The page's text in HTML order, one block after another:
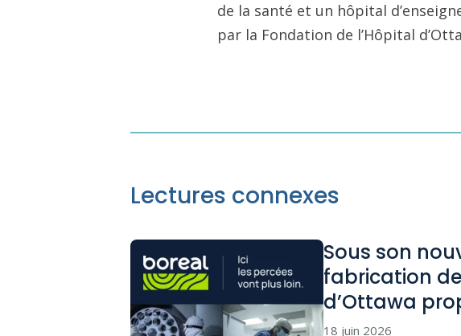
de la santé et un hôpital
par la Fondation de l’Hôpital
Lectures connexes
Sous son
fabrication
d’Ottawa
18 juin 2026